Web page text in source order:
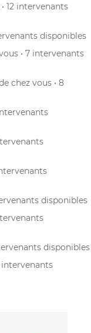
12 intervenants
disponibles
• 7 intervenants
chez vous • 8
disponibles
disponibles
intervenants